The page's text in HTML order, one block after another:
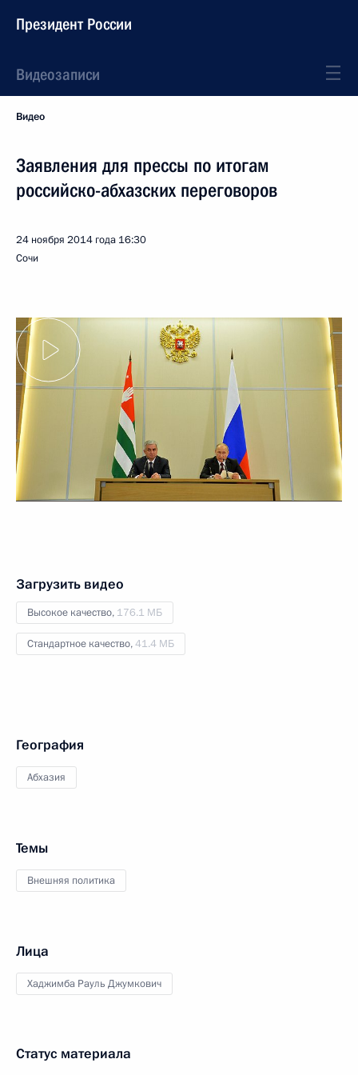
Президент России
Видеозаписи
Видео
Заявления для прессы по итогам
российско-абхазских переговоров
24 ноября 2014 года 16:30
Сочи
Загрузить видео
Высокое качество, 176.1 МБ
Стандартное качество,41.4 МБ
География
Абхазия
Темы
Внешняя политика
Лица
Хаджимба Рауль Джумкович
Статус материала